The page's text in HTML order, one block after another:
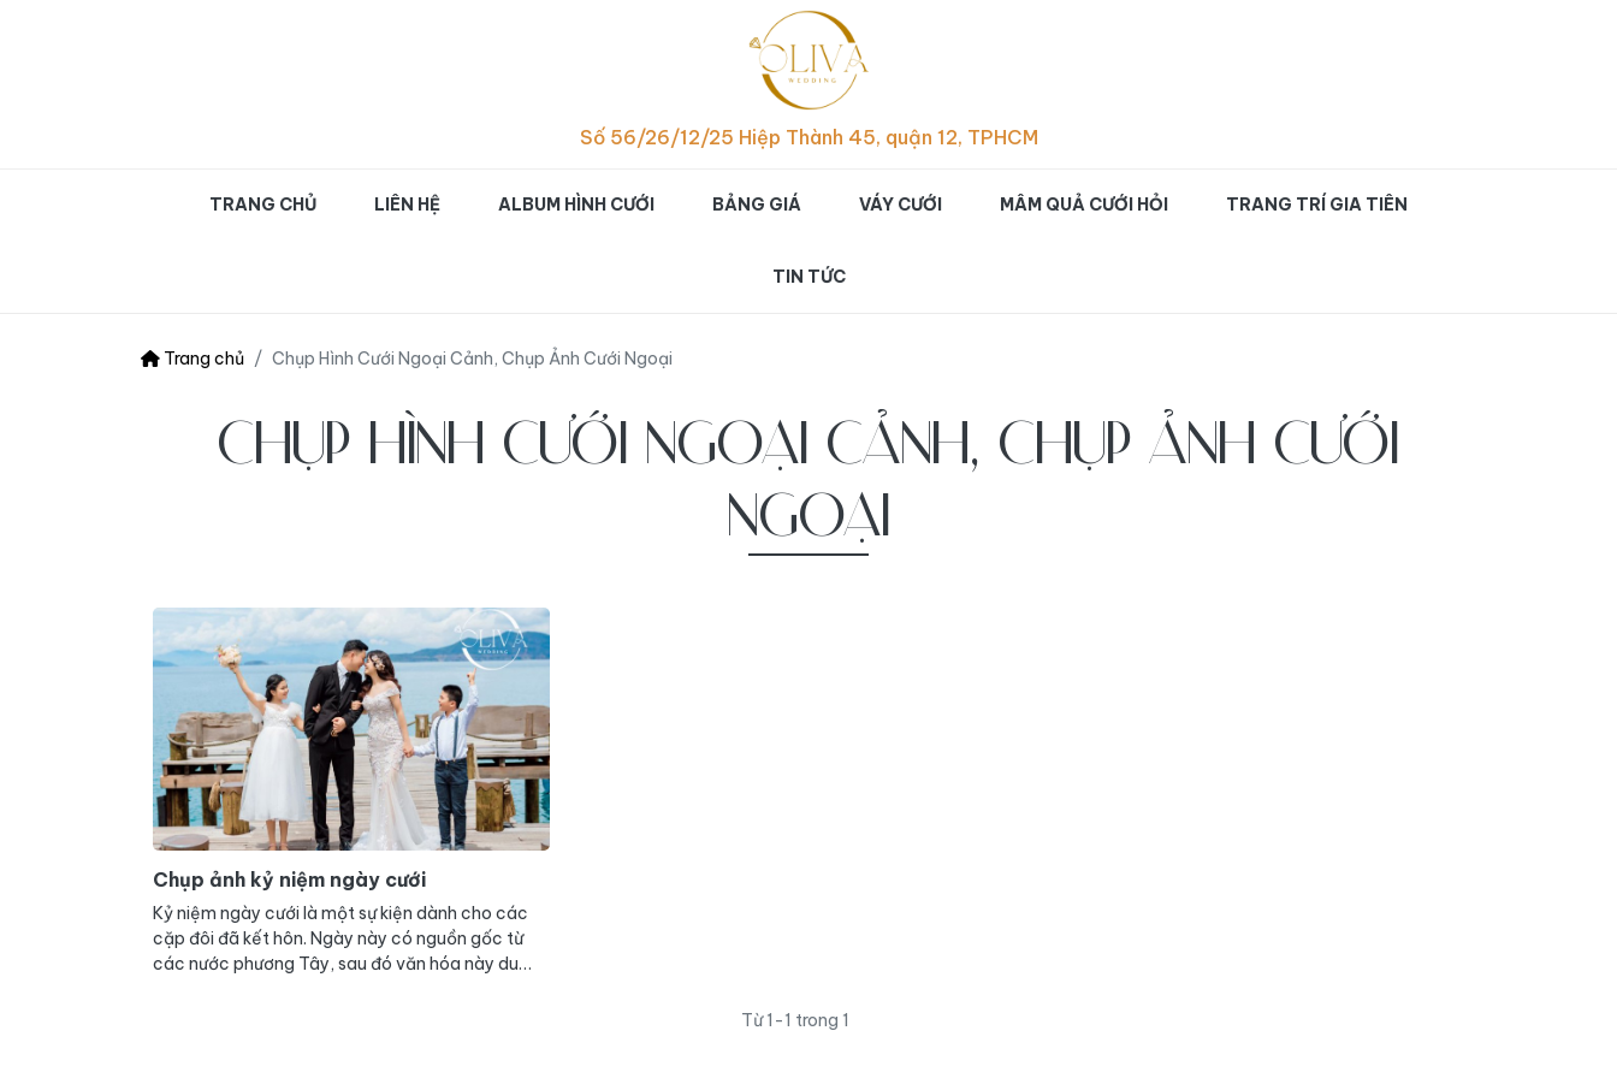
OLIVA WEDDING | Chụp hình cưới studio đẹp chuyên nghiệp TPHCM
Số 56/26/12/25 Hiệp Thành 45, quận 12, TPHCM
TRANG CHỦ LIÊN HỆ ALBUM HÌNH CƯỚI BẢNG GIÁ VÁY CƯỚI MÂM QUẢ CƯỚI HỎI TRANG TRÍ GIA TIÊN
TIN TỨC
Trang chủ Chụp Hình Cưới Ngoại Cảnh, Chụp Ảnh Cưới Ngoại
CHỤP HÌNH CƯỚI NGOẠI CẢNH, CHỤP ẢNH CƯỚI
NGOẠI
Chụp ảnh kỷ niệm ngày cưới
Kỷ niệm ngày cưới là một sự kiện dành cho các
cặp đôi đã kết hôn. Ngày này có nguồn gốc từ
các nước phương Tây, sau đó văn hóa này du
Từ 1-1 trong 1